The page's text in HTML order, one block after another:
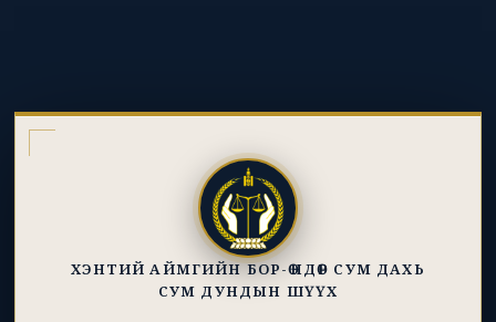
ХЭНТИЙ АЙМГИЙН БОР-ӨНДӨР СУМ ДАХЬ
СУМ ДУНДЫН ШҮҮХ